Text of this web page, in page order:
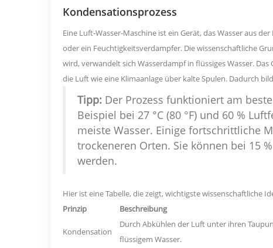
Kondensationsprozess
Eine Luft-Wasser-Maschine ist ein Gerät, das Wasser aus
oder ein Feuchtigkeitsverdampfer. Die wissenschaftliche
wird, verwandelt sich Wasserdampf in flüssiges Wasser.
die Luft wie eine Klimaanlage über kalte Spulen. Dadurch
Tipp: Der Prozess funktioniert am
Beispiel bei 27 °C (80 °F) und 60 %
meiste Wasser. Einige fortschrittliche
trockeneren Orten. Sie können bei 15
werden.
Hier ist eine Tabelle, die zeigt,wichtigste wissenschaftliche
Prinzip
Beschreibung
Kondensation
Durch Abkühlen der Luft unter ihren
flüssigem Wasser.